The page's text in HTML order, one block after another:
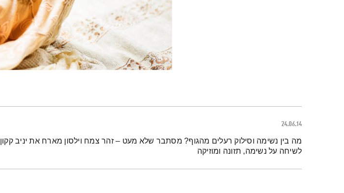
24.06.14
תמצית הפודקאסט
מה בין נשימה וסילוק רעלים מהגוף? מסתבר שלא מעט – זהר צמח וילסון מארח את יניב קקון
לשיחה על נשימה, תזונה ומוזיקה